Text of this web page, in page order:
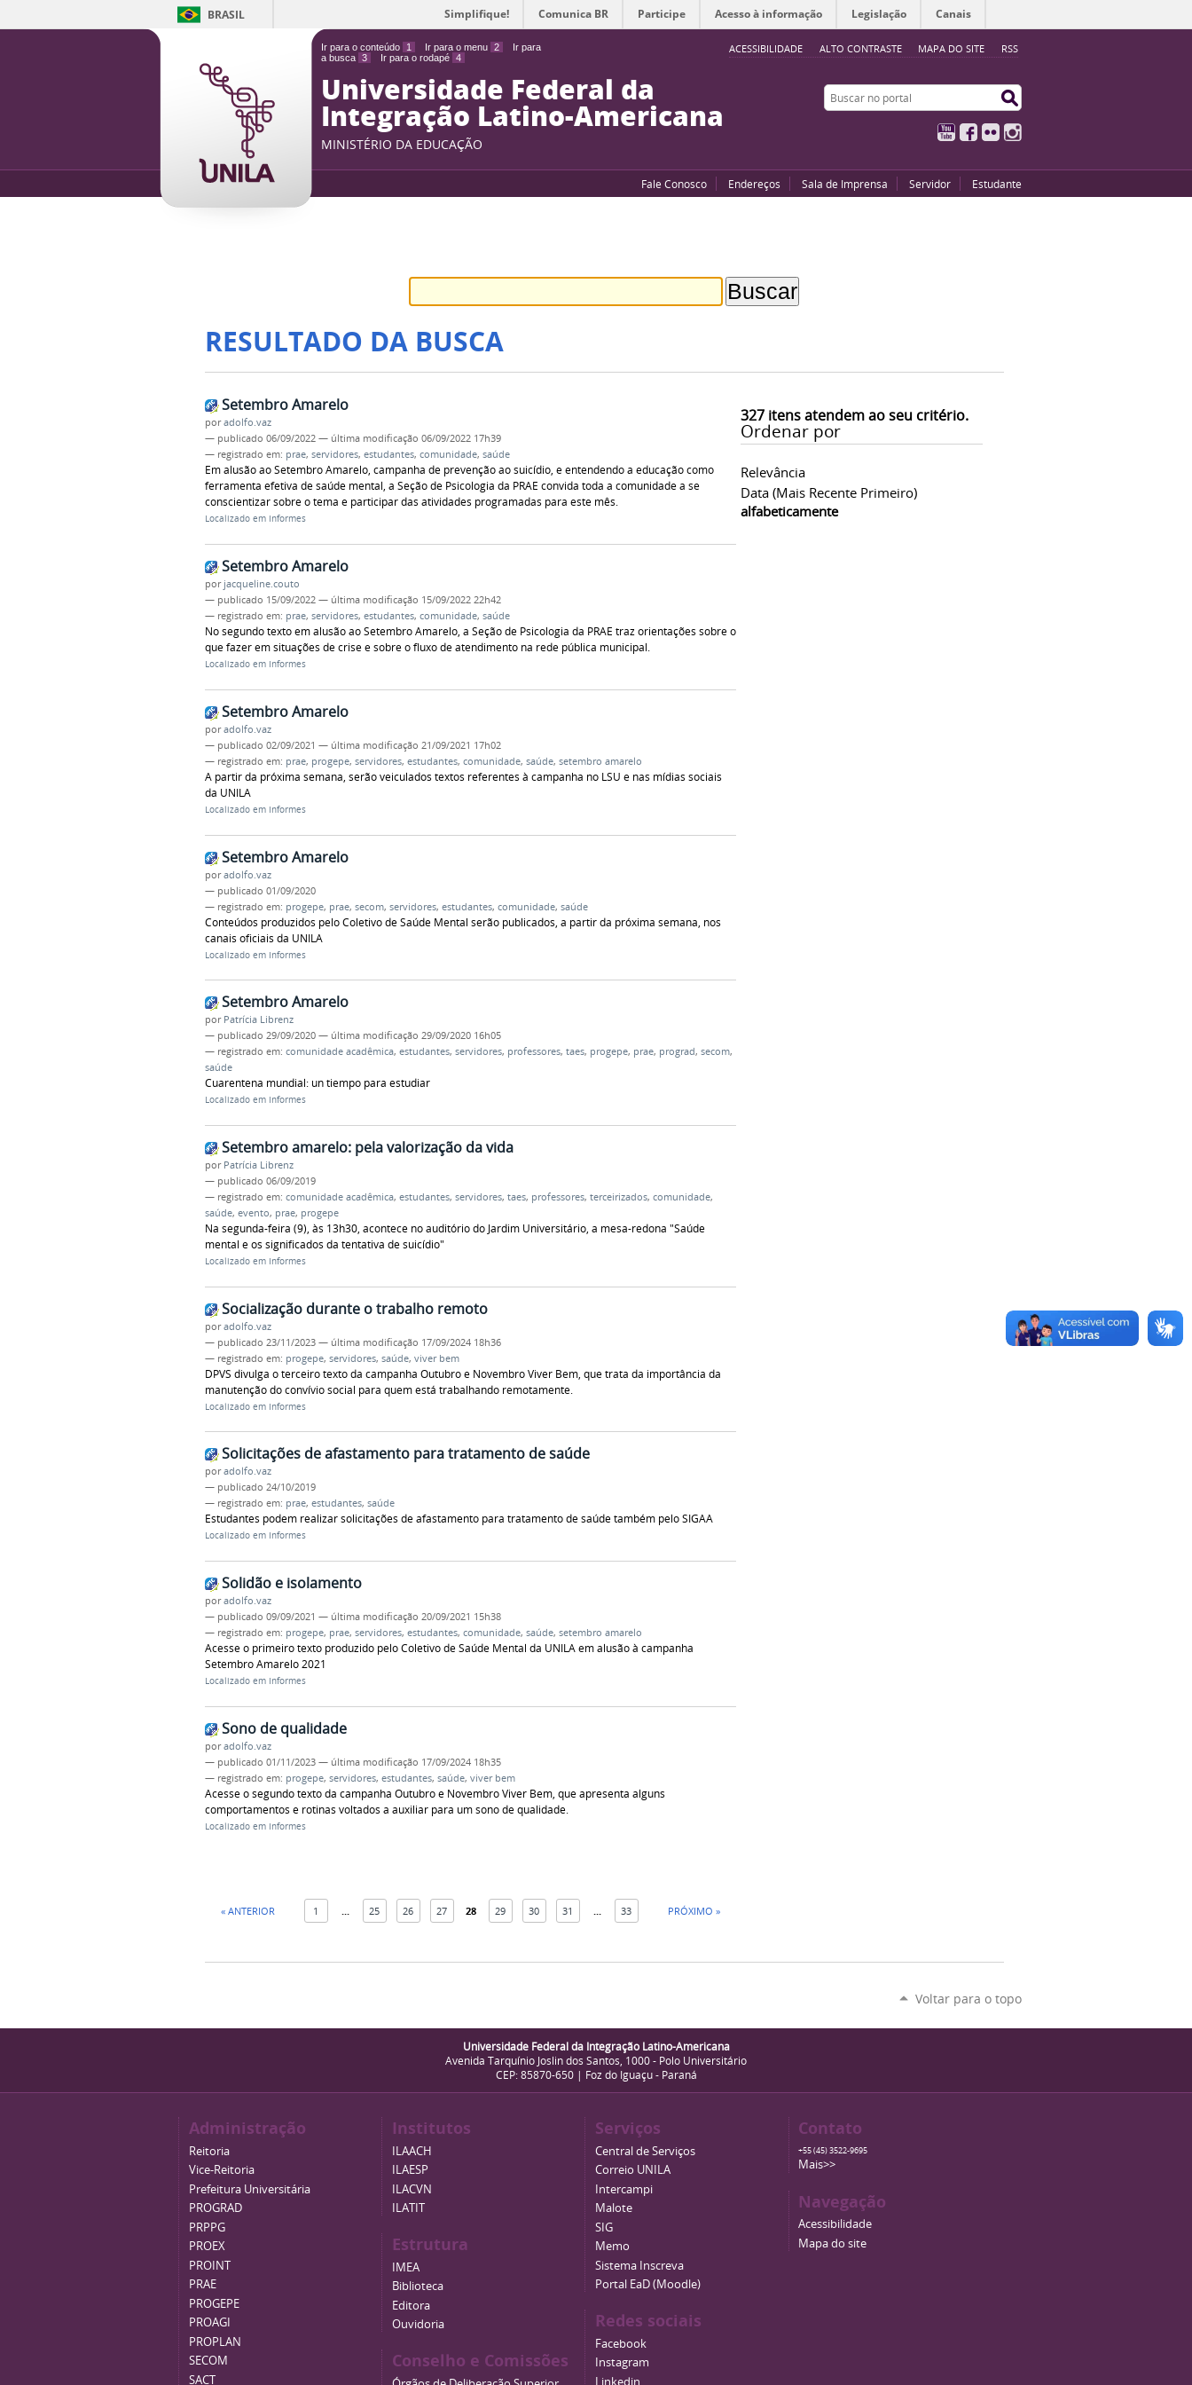
Ir para o conteúdo 1 Ir para o menu 2
Ir para
a busca 3 Ir para o rodapé 4
ACESSIBILIDADE ALTO CONTRASTE MAPA DO SITE RSS
BRASIL Simplifique! Comunica BR Participe Acesso à informação Legislação Canais
Universidade Federal da
Integração Latino-Americana
MINISTÉRIO DA EDUCAÇÃO
Buscar no portal
YouTubeFacebook
Flickr
Fale Conosco Endereços Sala de Imprensa Servidor Estudante
RESULTADO DA BUSCA
327itens atendem ao seu critério.
Ordenar por
Relevância
Data (mais Recente Primeiro)
alfabeticamente
Setembro Amarelo
poradolfo.vaz
— publicado 06/09/2022 — última modificação 06/09/2022 17h39
— registrado em: prae, servidores, estudantes, comunidade, saúde
Em alusão ao Setembro Amarelo, campanha de prevenção ao suicídio, e entendendo a educação como
ferramenta efetiva de saúde mental, a Seção de Psicologia da PRAE convida toda a comunidade a se
conscientizar sobre o tema e participar das atividades programadas para este mês.
Localizado em Informes
Setembro Amarelo
por jacqueline.couto
— publicado 15/09/2022 — última modificação 15/09/2022 22h42
— registrado em: prae, servidores, estudantes, comunidade, saúde
No segundo texto em alusão ao Setembro Amarelo, a Seção de Psicologia da PRAE traz orientações sobre o
que fazer em situações de crise e sobre o fluxo de atendimento na rede pública municipal.
Localizado em Informes
Setembro Amarelo
poradolfo.vaz
— publicado 02/09/2021 — última modificação 21/09/2021 17h02
— registrado em: prae, progepe, servidores, estudantes, comunidade, saúde, setembro amarelo
A partir da próxima semana, serão veiculados textos referentes à campanha no LSU e nas mídias sociais
da UNILA
Localizado em Informes
Setembro Amarelo
poradolfo.vaz
— publicado 01/09/2020
— registrado em: progepe, prae, secom, servidores, estudantes, comunidade, saúde
Conteúdos produzidos pelo Coletivo de Saúde Mental serão publicados, a partir da próxima semana, nos
canais oficiais da UNILA
Localizado em Informes
Setembro Amarelo
por Patrícia Librenz
— publicado 29/09/2020 — última modificação 29/09/2020 16h05
— registrado em: comunidade acadêmica, estudantes, servidores, professores, taes, progepe, prae, prograd, secom,
saúde
Cuarentena mundial: un tiempo para estudiar
Localizado em Informes
Setembro amarelo: pela valorização da vida
por Patrícia Librenz
— publicado 06/09/2019
— registrado em: comunidade acadêmica, estudantes, servidores, taes, professores, terceirizados, comunidade,
saúde, evento, prae, progepe
Na segunda-feira (9), às 13h30, acontece no auditório do Jardim Universitário, a mesa-redona "Saúde
mental e os significados da tentativa de suicídio"
Localizado em Informes
Socialização durante o trabalho remoto
poradolfo.vaz
— publicado 23/11/2023 — última modificação 17/09/2024 18h36
— registrado em: progepe, servidores, saúde, viver bem
DPVS divulga o terceiro texto da campanha Outubro e Novembro Viver Bem, que trata da importância da
manutenção do convívio social para quem está trabalhando remotamente.
Localizado em Informes
Solicitações de afastamento para tratamento de saúde
poradolfo.vaz
— publicado 24/10/2019
— registrado em: prae, estudantes, saúde
Estudantes podem realizar solicitações de afastamento para tratamento de saúde também pelo SIGAA
Localizado em Informes
Solidão e isolamento
poradolfo.vaz
— publicado 09/09/2021 — última modificação 20/09/2021 15h38
— registrado em: progepe, prae, servidores, estudantes, comunidade, saúde, setembro amarelo
Acesse o primeiro texto produzido pelo Coletivo de Saúde Mental da UNILA em alusão à campanha
Setembro Amarelo 2021
Localizado em Informes
Sono de qualidade
poradolfo.vaz
— publicado 01/11/2023 — última modificação 17/09/2024 18h35
— registrado em: progepe, servidores, estudantes, saúde, viver bem
Acesse o segundo texto da campanha Outubro e Novembro Viver Bem, que apresenta alguns
comportamentos e rotinas voltados a auxiliar para um sono de qualidade.
Localizado em Informes
« ANTERIOR 1 25 26 27 28 29 30 31 33 PRÓXIMO »
Voltar para o topo
Universidade Federal da Integração Latino-Americana
Avenida Tarquínio Joslin dos Santos, 1000 - Polo Universitário
CEP: 85870-650 | Foz do Iguaçu - Paraná
Administração
Reitoria
Vice-Reitoria
Prefeitura Universitária
PROGRAD
PRPPG
PROEX
PROINT
PRAE
PROGEPE
PROAGI
PROPLAN
SECOM
SACT
Institutos
ILAACH
ILAESP
ILACVN
ILATIT
Estrutura
IMEA
Biblioteca
Editora
Ouvidoria
Conselho e Comissões
Serviços
Central de Serviços
Correio UNILA
Intercampi
Malote
SIG
Memo
Sistema Inscreva
Portal EaD (Moodle)
Redes sociais
Facebook
Instagram
Linkedin
Contato
+55 (45) 3522-9695
Mais>>
Navegação
Acessibilidade
Mapa do site